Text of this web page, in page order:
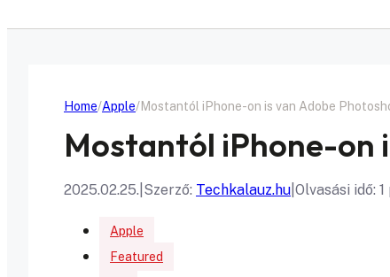
Home Apple Mostantól iPhone-on is van Adobe
Mostantól iPhone-on
2025.02.25. Szerző: Techkalauz.hu Olvasási idő:
Apple
Featured